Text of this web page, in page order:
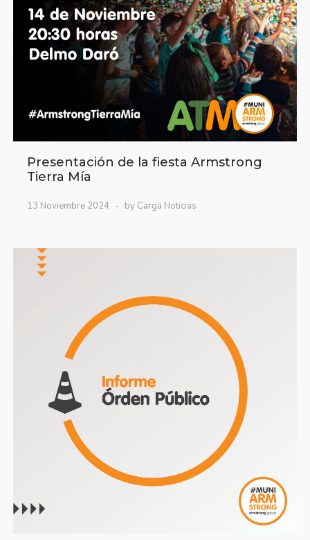
Presentación de la fiesta Armstrong
Tierra Mía